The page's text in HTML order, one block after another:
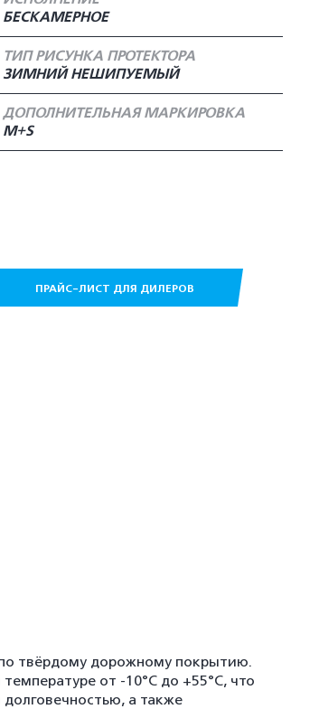
БЕСКАМЕРНОЕ
ТИП РИСУНКА ПРОТЕКТОРА
ЗИМНИЙ НЕШИПУЕМЫЙ
ДОПОЛНИТЕЛЬНАЯ МАРКИРОВКА
M+S
ПРАЙС-ЛИСТ ДЛЯ ДИЛЕРОВ
твёрдому дорожному покрытию.
от -10°С до +55°С, что
а также